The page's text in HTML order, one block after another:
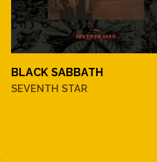
BLACK SABBATH
SEVENTH STAR